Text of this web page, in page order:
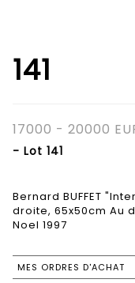
141
17000 - 20000
- Lot 141
Bernard BUFFET
droite, 65x50cm Au
MES ORDRES D'ACHAT